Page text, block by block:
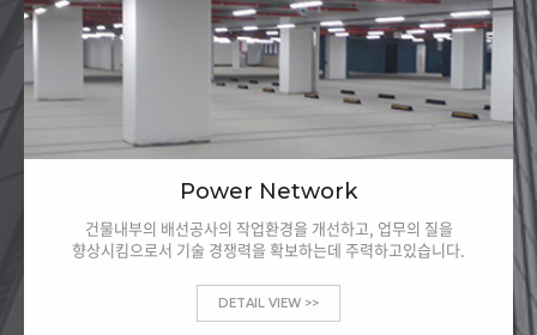
Power Network
건물내부의 배선공사의 작업환경을 개선하고, 업무의 질을
향상시킴으로서 기술 경쟁력을 확보하는데 주력하고있습니다.
DETAIL VIEW >>